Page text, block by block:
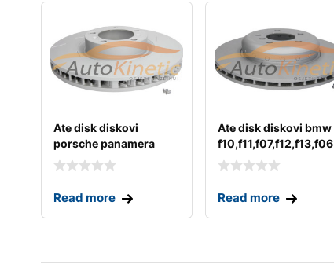
Ate disk diskovi
porsche panamera
Read more
Ate disk diskovi bmw
f10,f11,f07,f12,f13,f06
Read more